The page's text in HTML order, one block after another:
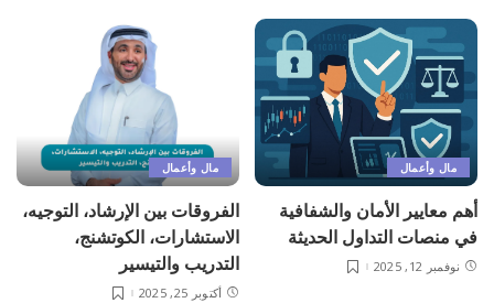
مال وأعمال
أهم معايير الأمان والشفافية
في منصات التداول الحديثة
نوفمبر 12, 2025
مال وأعمال
الفروقات بين الإرشاد، التوجيه،
الاستشارات، الكوتشنج،
التدريب والتيسير
أكتوبر 25, 2025